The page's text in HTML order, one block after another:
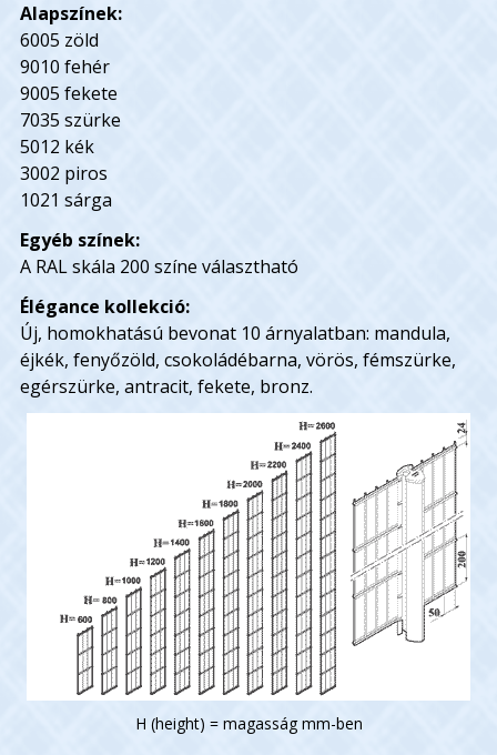
Alapszínek:
6005 zöld
9010 fehér
9005 fekete
7035 szürke
5012 kék
3002 piros
1021 sárga
Egyéb színek:
A RAL skála 200 színe választható
Élégance kollekció:
Új, homokhatású bevonat 10 árnyalatban: mandula,
éjkék, fenyőzöld, csokoládébarna, vörös, fémszürke,
egérszürke, antracit, fekete, bronz.
H (height) = magasság mm-ben